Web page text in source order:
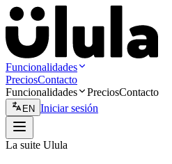
Funcionalidades
PreciosContacto
Funcionalidades
PreciosContacto
EN Iniciar sesión
La suite Ulula